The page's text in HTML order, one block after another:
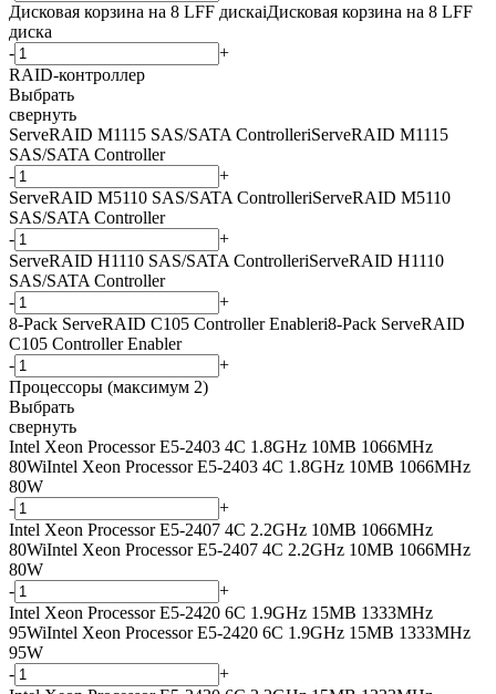
Дисковая корзина на 8 LFF дискаiДисковая корзина на 8 LFF
диска
-
+
RAID-контроллер
Выбрать
свернуть
ServeRAID M1115 SAS/SATA ControlleriServeRAID M1115
SAS/SATA Controller
-
+
ServeRAID M5110 SAS/SATA ControlleriServeRAID M5110
SAS/SATA Controller
-
+
ServeRAID H1110 SAS/SATA ControlleriServeRAID H1110
SAS/SATA Controller
-
+
8-Pack ServeRAID C105 Controller Enableri8-Pack ServeRAID
C105 Controller Enabler
-
+
Процессоры (максимум 2)
Выбрать
свернуть
Intel Xeon Processor E5-2403 4C 1.8GHz 10MB 1066MHz
80WiIntel Xeon Processor E5-2403 4C 1.8GHz 10MB 1066MHz
80W
-
+
Intel Xeon Processor E5-2407 4C 2.2GHz 10MB 1066MHz
80WiIntel Xeon Processor E5-2407 4C 2.2GHz 10MB 1066MHz
80W
-
+
Intel Xeon Processor E5-2420 6C 1.9GHz 15MB 1333MHz
95WiIntel Xeon Processor E5-2420 6C 1.9GHz 15MB 1333MHz
95W
-
+